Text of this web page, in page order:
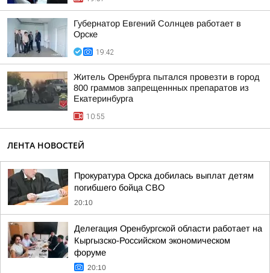
Губернатор Евгений Солнцев работает в
Орске
19:42
Житель Оренбурга пытался провезти в город
800 граммов запрещеннных препаратов из
Екатеринбурга
10:55
ЛЕНТА НОВОСТЕЙ
Прокуратура Орска добилась выплат детям
погибшего бойца СВО
20:10
Делегация Оренбургской области работает на
Кыргызско-Российском экономическом
форуме
20:10